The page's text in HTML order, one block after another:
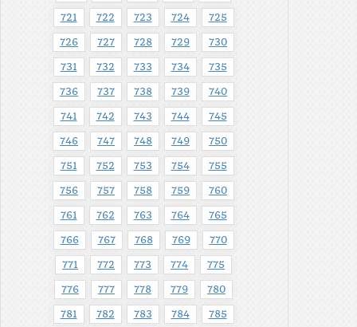
721 722 723 724 725
726 727 728 729 730
731 732 733 734 735
736 737 738 739 740
741 742 743 744 745
746 747 748 749 750
751 752 753 754 755
756 757 758 759 760
761 762 763 764 765
766 767 768 769 770
771 772 773 774 775
776 777 778 779 780
781 782 783 784 785